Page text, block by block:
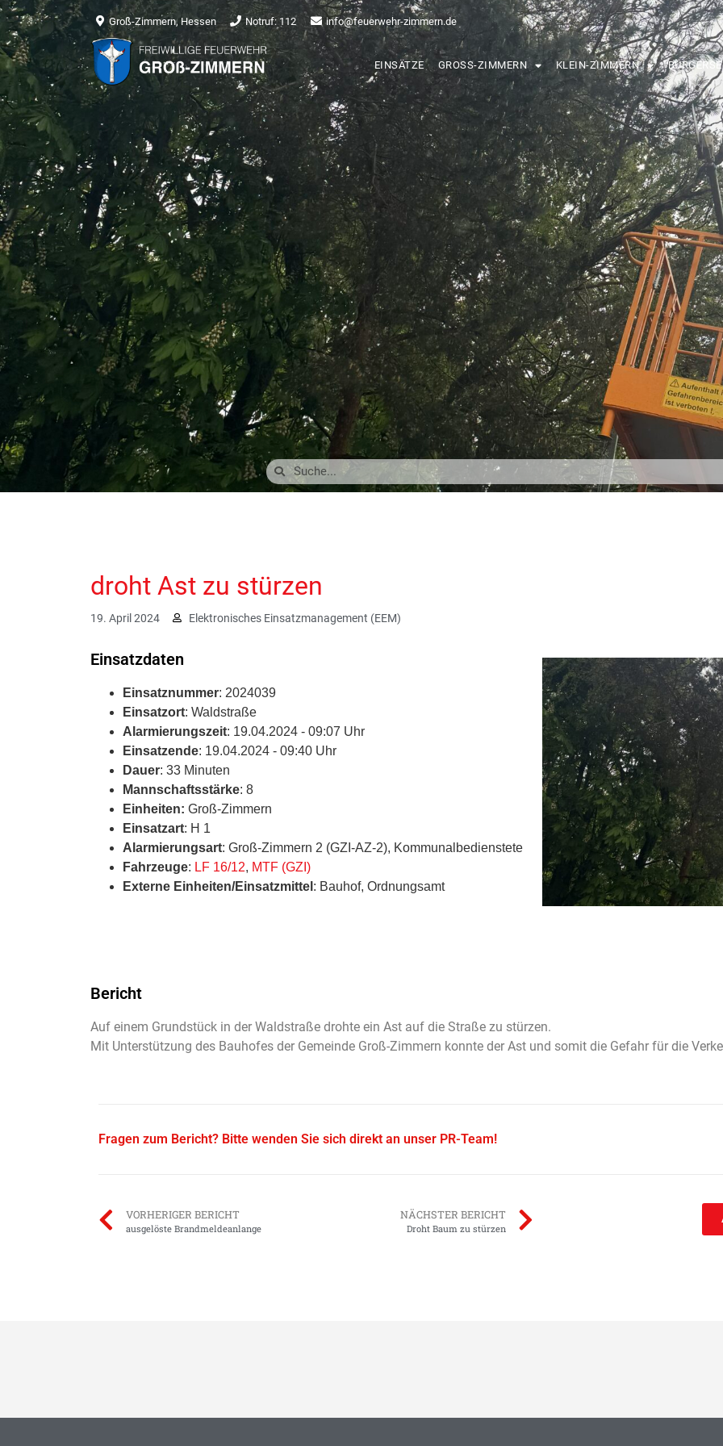
Groß-Zimmern, Hessen Notruf: 112 info@feuerwehr-zimmern.de
EINSÄTZE GROSS-ZIMMERN KLEIN-ZIMMERN
droht Ast zu stürzen
19. April 2024 Elektronisches Einsatzmanagement (EEM)
Einsatzdaten
Einsatznummer: 2024039
Einsatzort: Waldstraße
Alarmierungszeit: 19.04.2024 - 09:07 Uhr
Einsatzende: 19.04.2024 - 09:40 Uhr
Dauer: 33 Minuten
Mannschaftsstärke: 8
Einheiten: Groß-Zimmern
Einsatzart: H 1
Alarmierungsart: Groß-Zimmern 2 (GZI-AZ-2), Kommunalbedienstete
Fahrzeuge: LF 16/12, MTF (GZI)
Externe Einheiten/Einsatzmittel : Bauhof, Ordnungsamt
Bericht
Auf einem Grundstück in der Waldstraße drohte ein Ast auf die Straße zu stürzen.
Mit Unterstützung des Bauhofes der Gemeinde Groß-Zimmern konnte der Ast und somit die Gefahr für die
Fragen zum Bericht? Bitte wenden Sie sich direkt an unser PR-Team!
VORHERIGER BERICHT
ausgelöste Brandmeldeanlange
NÄCHSTER BERICHT
Droht Baum zu stürzen